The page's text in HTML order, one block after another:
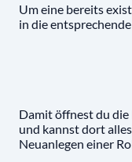
Um eine bereits
in die
Damit öffnest du
und kannst dort
Neuanlegen einer